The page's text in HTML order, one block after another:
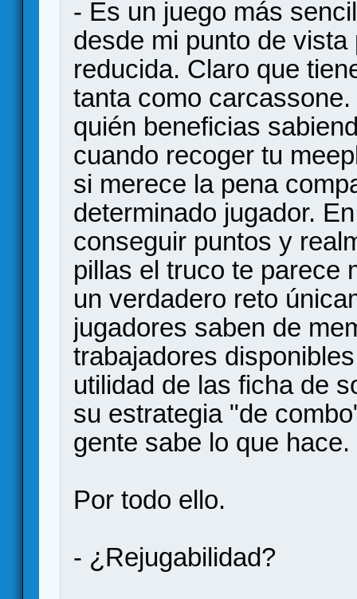
- Es un juego más
desde mi punto de
reducida. Claro que
tanta como
quién beneficias
cuando recoger tu
si merece la pena
determinado jugador.
conseguir puntos y
pillas el truco te parece
un verdadero reto
jugadores saben de
trabajadores
utilidad de las ficha de
su estrategia "de
gente sabe lo que hace.
Por todo ello.
- ¿Rejugabilidad?